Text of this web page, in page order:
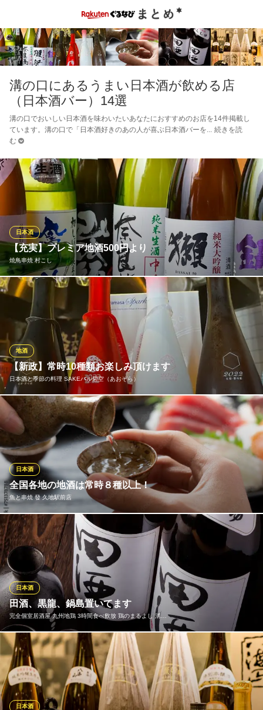
溝の口にあるうまい日本酒が飲める店
（日本酒バー）14選
溝の口でおいしい日本酒を味わいたいあなたにおすすめのお店を14件掲載し
ています。溝の口で「日本酒好きのあの人が喜ぶ日本酒バーを
続きを読
む
【充実】プレミア地酒500円より
焼鳥串焼 村こし
日本酒
【売り切れ御免】十四代、而今、田酒、獺祭など入手困難、超希
少酒も日替わりでご用意しております。日本酒好きなお客様には
たまらないラインナップを取り揃えております！焼き鳥とともに
美味しい日本酒をご堪能ください♪
焼鳥串焼 村こし
和風居酒屋
東急田園都市線二子新地駅 徒歩1分
神奈川県川崎市高津区諏訪1-10-5 魚忠ハイツ1F
【新政】常時10種類お楽しみ頂けます
日本酒と季節の料理 SAKEバル碧空（あおぞら）
地酒
当店は日本酒を愛しています！【新政】【而今】【冩樂】【飛露
喜】【田酒】などの飲み比べも60mlより可能♪初心者の方には利酒
師が親切丁寧にサポート◎お料理とのペアリングもお楽しみくだ
さい★酒蔵巡りで得た蔵元との親交も厚く知識や情報もしっかり
とお伝え致します。酒蔵見学ツアーや蔵元を招いての日本酒の会
も開催中
日本酒と季節の料理 SAKEバル碧空（あおぞら）
地鶏料理 旬鮮刺身
ＪＲ南武線溝ノ口駅 徒歩3分
神奈川県川崎市高津区溝口2-27-6
全国各地の地酒は常時８種以上！
魚と串焼 發 久地駅前店
日本酒
全国各地から選りすぐった地酒を常時8種以上ご用意。銘柄はその
時々で入れ替わるため、訪れるたびに新しい出会いをお楽しみい
ただけます◎飛露喜や十四代などレアな日本酒が入る場合も､､､さ
らに、ビールやサワーも豊富に取り揃えており、山崎・白州・響
などのジャパニーズウイスキーもラインナップ。
魚と串焼 發 久地駅前店
魚と串焼 居酒屋
ＪＲ南武線久地駅 徒歩1分
神奈川県川崎市高津区久地4-12-1 川辺ビル2F
田酒、黒龍、鍋島置いてます
完全個室居酒屋 九州地鶏 3時間食べ飲放 鶏のまるよし 溝…
日本酒
お客様からのご要望にお応えし、特撰日本酒を多数仕入れまし
た！ 田酒などの希少な銘酒をはじめ、知る人ぞ知る加茂錦 荷札
酒、さらには当店の焼き鳥との相性を追求した火の鳥などをご用
意。自慢の鶏料理をさらに引き立てる至高の一杯を、ぜひお楽し
みください。
日本酒